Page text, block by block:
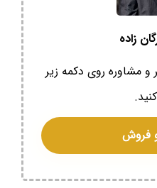
زاده
مشاوره روی دکمه زیر
فروش